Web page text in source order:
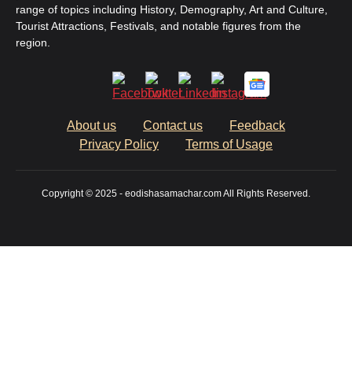
range of topics including History, Demography, Art and Culture,
Tourist Attractions, Festivals, and notable figures from the
region.
About us Contact us
Feedback
Privacy Policy
Terms of Usage
Copyright © 2025 - eodishasamachar.com All Rights Reserved.